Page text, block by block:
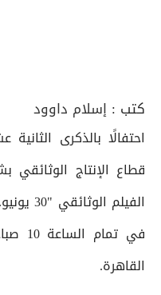
كتب : إسلام داوود
قطاع الإنتاج الوثائقي
الفيلم
القاهرة.